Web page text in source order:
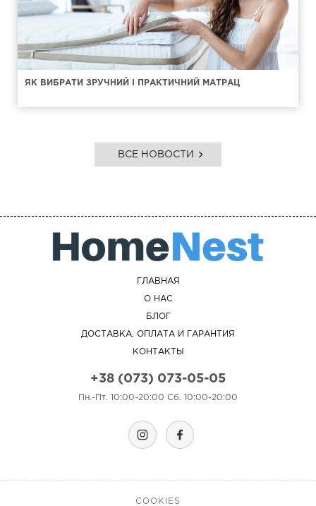
ЯК ВИБРАТИ ЗРУЧНИЙ І ПРАКТИЧНИЙ МАТРАЦ
ВСЕ НОВОСТИ
ГЛАВНАЯ
О НАС
БЛОГ
ДОСТАВКА, ОПЛАТА И ГАРАНТИЯ
КОНТАКТЫ
+38 (073) 073-05-05
Пн.-Пт. 10:00-20:00 Сб. 10:00-20:00
COOKIES